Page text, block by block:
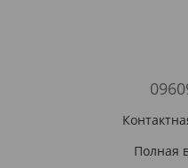
Полная